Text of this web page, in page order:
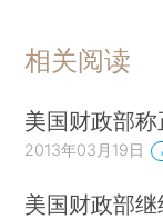
相关阅读
美国财政部
2013年03月19日
美国财政部